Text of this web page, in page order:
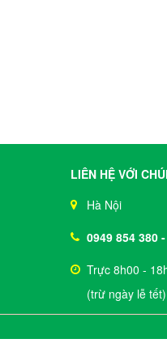
LIÊN HỆ VỚI
Hà Nội
0949 854 380 -
Trực 8h00 -
(trừ ngày lễ tết)